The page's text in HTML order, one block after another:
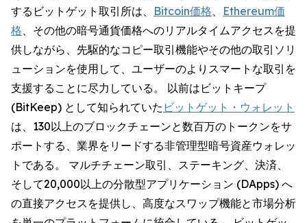
するビットゲット取引所は、 Bitcoin価格、 Ethereum価
格、その他の暗号通貨価格へのリアルタイムアクセスを提
供しながら、先駆的なコピー取引機能やその他の取引ソリ
ューションを使用して、ユーザーのよりスマートな取引を
支援することに尽力している。 以前はビットキープ
(BitKeep) として知られていた ビットゲット・ウォレット
は、130以上のブロックチェーンと数百万のトークンをサ
ポートする、業界をリードする非管理型暗号資産ウォレッ
トである。 マルチチェーン取引、ステーキング、決済、
そして20,000以上の分散型アプリケーション (DApps) へ
の直接アクセスを提供し、高度なスワップ機能と市場分析